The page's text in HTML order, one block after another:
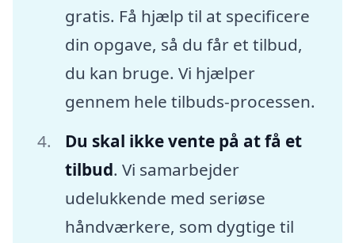
gratis. Få hjælp til at specificere
din opgave, så du får et tilbud,
du kan bruge. Vi hjælper
gennem hele tilbuds-processen.
Du skal ikke vente på at få et
tilbud. Vi samarbejder
udelukkende med seriøse
håndværkere, som dygtige til